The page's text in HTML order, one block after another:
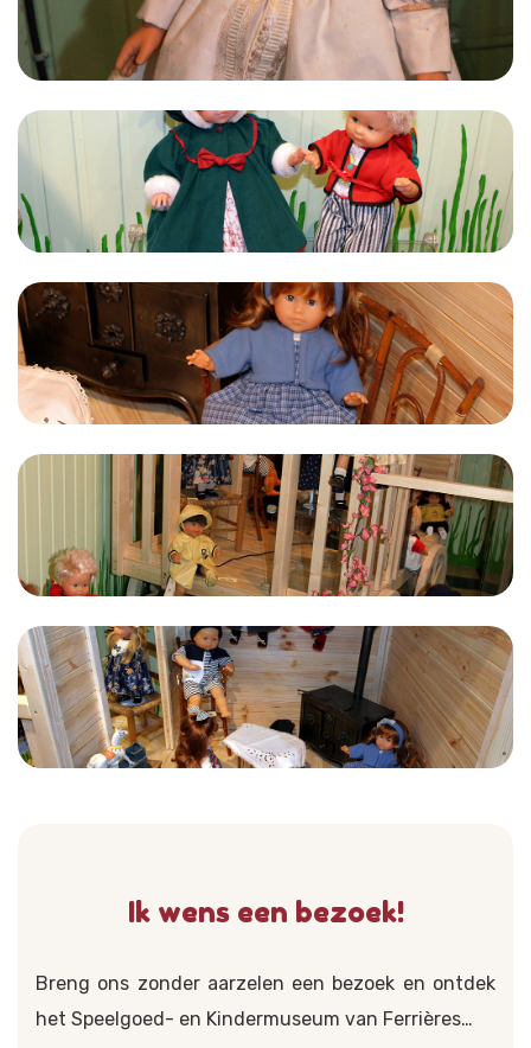
Ik wens een bezoek!
Breng ons zonder aarzelen een bezoek en ontdek
het Speelgoed- en Kindermuseum van Ferrières…